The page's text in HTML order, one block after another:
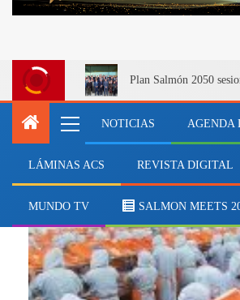
Plan Salmón 2050
NOTICIAS AGENDA
LÁMINAS ACS REVISTA DIGITAL
MUNDO TV SALMON MEETS
inocuidad